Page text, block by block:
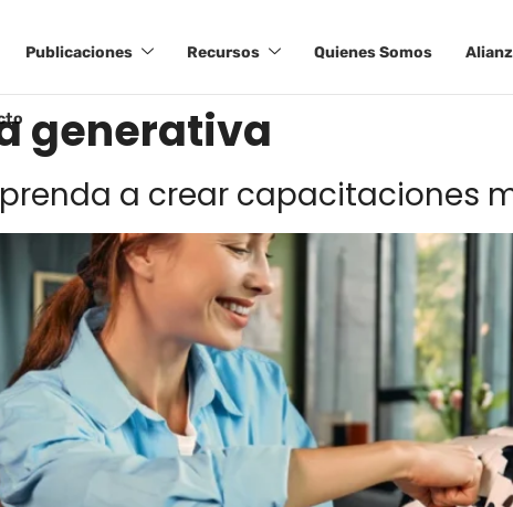
Publicaciones Recursos Quienes Somos
generativa
a crear capacitaciones